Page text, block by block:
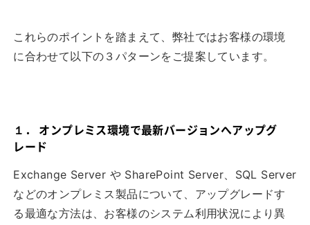
これらのポイントを踏まえて、弊社ではお客様の環境
に合わせて以下の３パターンをご提案しています。
１． オンプレミス環境で最新バージョンへアップグ
レード
Exchange Server や SharePoint Server、SQL Server
などのオンプレミス製品について、アップグレードす
る最適な方法は、お客様のシステム利用状況により異